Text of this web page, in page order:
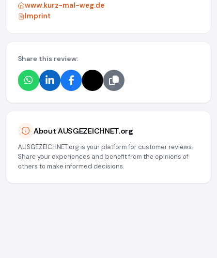
www.kurz-mal-weg.de
Imprint
Share this review:
About AUSGEZEICHNET.org
AUSGEZEICHNET.org is your platform for customer reviews.
Share your experiences and benefit from the opinions of
others to make informed decisions.